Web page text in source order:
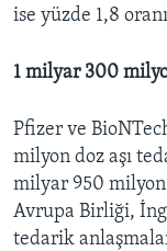
ise yüzde 1,8
1 milyar 300
Pfizer ve
milyon doz aşı
milyar 950
Avrupa Birliği,
tedarik